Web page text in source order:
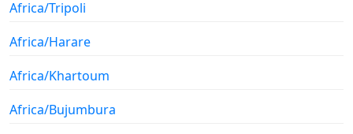
Africa/Tripoli
Africa/Harare
Africa/Khartoum
Africa/Bujumbura